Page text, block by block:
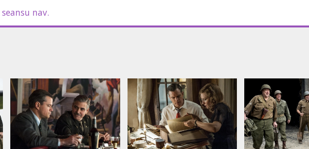
nav.